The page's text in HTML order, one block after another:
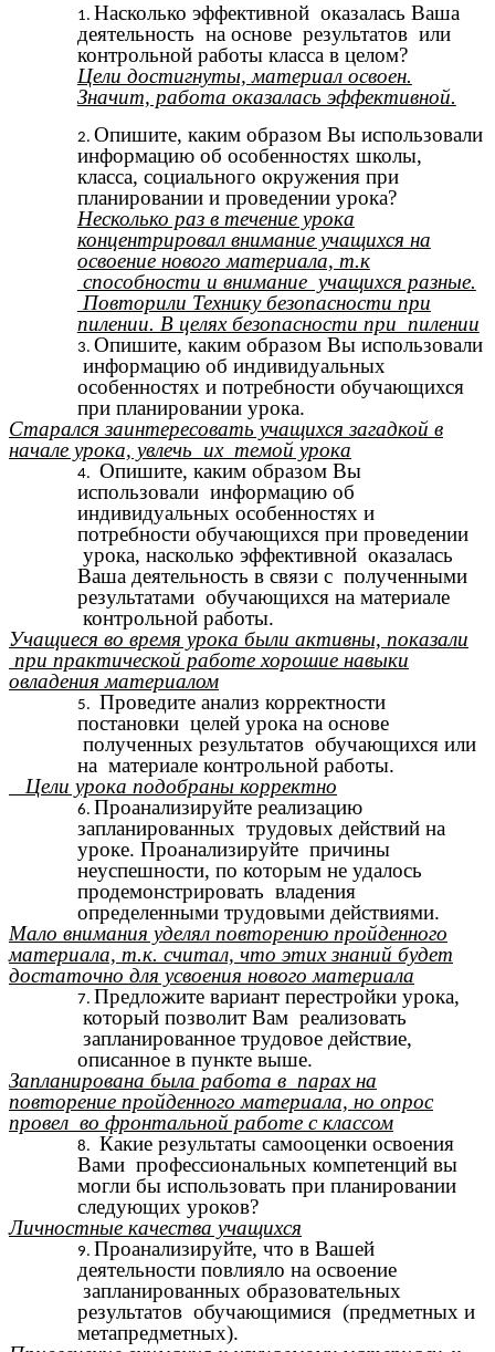
Насколько эффективной оказалась Ваша
деятельность на основе результатов или
контрольной работы класса в целом?
Цели достигнуты, материал освоен.
Значит, работа оказалась эффективной.
Опишите, каким образом Вы использовали
информацию об особенностях школы,
класса, социального окружения при
планировании и проведении урока?
Несколько раз в течение урока
концентрировал внимание учащихся на
освоение нового материала, т.к
способности и внимание учащихся разные.
Повторили Технику безопасности при
пилении. В целях безопасности при пилении
Опишите, каким образом Вы использовали
информацию об индивидуальных
особенностях и потребности обучающихся
при планировании урока.
Старался заинтересовать учащихся загадкой в
начале урока, увлечь их темой урока
Опишите, каким образом Вы
использовали информацию об
индивидуальных особенностях и
потребности обучающихся при проведении
урока, насколько эффективной оказалась
Ваша деятельность в связи с полученными
результатами обучающихся на материале
контрольной работы.
Учащиеся во время урока были активны, показали
при практической работе хорошие навыки
овладения материалом
Проведите анализ корректности
постановки целей урока на основе
полученных результатов обучающихся или
на материале контрольной работы.
Цели урока подобраны корректно
Проанализируйте реализацию
запланированных трудовых действий на
уроке. Проанализируйте причины
неуспешности, по которым не удалось
продемонстрировать владения
определенными трудовыми действиями.
Мало внимания уделял повторению пройденного
материала, т.к. считал, что этих знаний будет
достаточно для усвоения нового материала
Предложите вариант перестройки урока,
который позволит Вам реализовать
запланированное трудовое действие,
описанное в пункте выше.
Запланирована была работа в парах на
повторение пройденного материала, но опрос
провел во фронтальной работе с классом
Какие результаты самооценки освоения
Вами профессиональных компетенций вы
могли бы использовать при планировании
следующих уроков?
Личностные качества учащихся
Проанализируйте, что в Вашей
деятельности повлияло на освоение
запланированных образовательных
результатов обучающимися (предметных и
метапредметных).